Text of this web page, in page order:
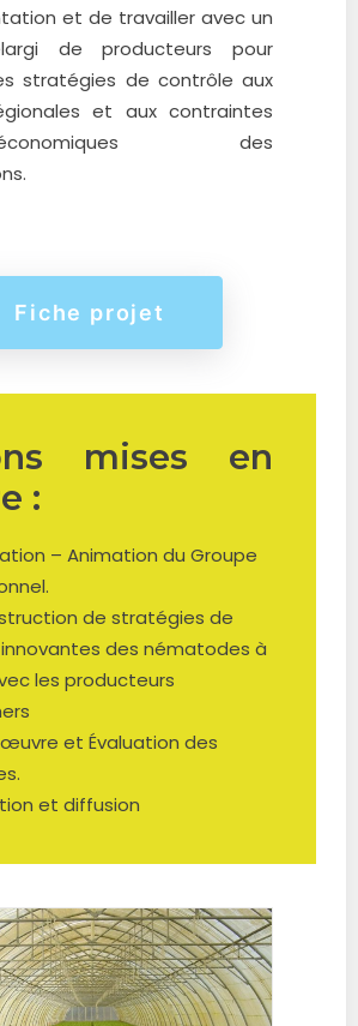
et de travailler avec un
de producteurs pour
stratégies de contrôle aux
et aux contraintes
économiques des
Fiche projet
mises en
:
– Animation du Groupe
de stratégies de
des nématodes à
les producteurs
et Évaluation des
et diffusion